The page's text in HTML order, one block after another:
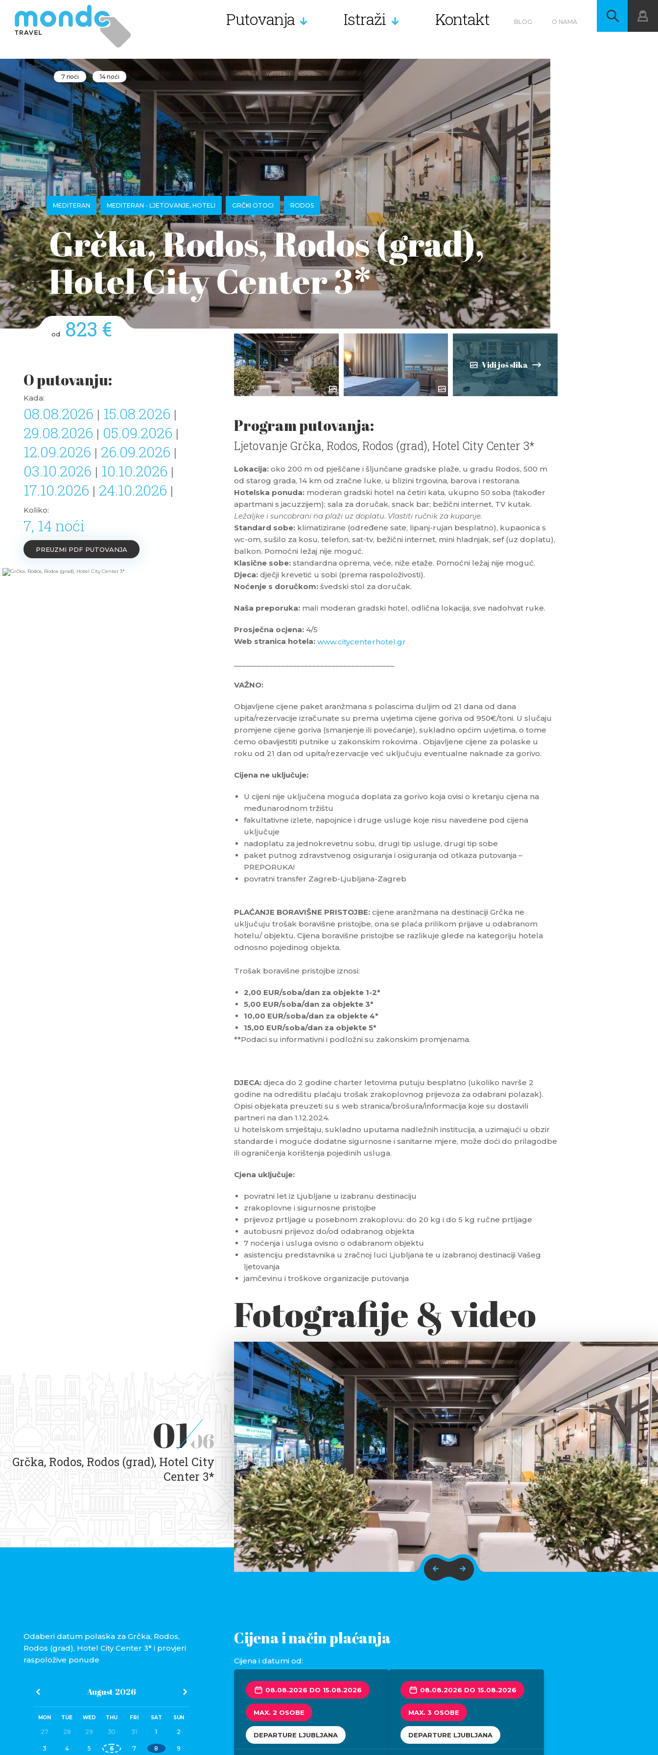
Putovanja Istraži Kontakt BLOG O NAMA
7 noći 14 noći
MEDITERAN MEDITERAN - LJETOVANJE, HOTELI GRČKI OTOCI RODOS
Grčka, Rodos, Rodos (grad),
Hotel City Center 3*
od 823 €
O putovanju:
Kada:
08.08.2026 | 15.08.2026 |
29.08.2026 | 05.09.2026 |
12.09.2026 | 26.09.2026 |
03.10.2026 | 10.10.2026 |
17.10.2026 | 24.10.2026 |
Koliko:
7, 14 noći
PREUZMI PDF PUTOVANJA
Vidi još slika
Program putovanja:
Ljetovanje Grčka, Rodos, Rodos (grad), Hotel City Center 3*
Lokacija:oko 200 m od pješčane i šljunčane gradske plaže, u gradu Rodos, 500 m
od starog grada, 14 km od zračne luke, u blizini trgovina, barova i restorana.
Hotelska ponuda:moderan gradski hotel na četiri kata, ukupno 50 soba (također
apartmani s jacuzzijem); sala za doručak, snack bar; bežični internet, TV kutak.
Ležaljke i suncobrani na plaži uz doplatu. Vlastiti ručnik za kupanje.
Standard sobe: klimatizirane (određene sate, lipanj-rujan besplatno), kupaonica s
wc-om, sušilo za kosu, telefon, sat-tv, bežični internet, mini hladnjak, sef (uz doplatu),
balkon. Pomoćni ležaj nije moguć.
Klasične sobe:standardna oprema, veće, niže etaže. Pomoćni ležaj nije moguć.
Djeca:dječji krevetić u sobi (prema raspoloživosti).
Noćenje s doručkom:švedski stol za doručak.
Naša preporuka:mali moderan gradski hotel, odlična lokacija, sve nadohvat ruke.
Prosječna ocjena:4/5
Web stranica hotela: www.citycenterhotel.gr
VAŽNO:
Objavljene cijene paket aranžmana s polascima duljim od 21 dana od dana
upita/rezervacije izračunate su prema uvjetima cijene goriva od 950€/toni. U slučaju
promjene cijene goriva (smanjenje ili povećanje), sukladno općim uvjetima, o tome
ćemo obavijestiti putnike u zakonskim rokovima . Objavljene cijene za polaske u
roku od 21 dan od upita/rezervacije već uključuju eventualne naknade za gorivo.
Cijena ne uključuje:
U cijeni nije uključena moguća doplata za gorivo koja ovisi o kretanju cijena na
međunarodnom tržištu
fakultativne izlete, napojnice i druge usluge koje nisu navedene pod cijena
uključuje
nadoplatu za jednokrevetnu sobu, drugi tip usluge, drugi tip sobe
paket putnog zdravstvenog osiguranja i osiguranja od otkaza putovanja –
PREPORUKA!
povratni transfer Zagreb-Ljubljana-Zagreb
PLAĆANJE BORAVIŠNE PRISTOJBE:cijene aranžmana na destinaciji Grčka ne
uključuju trošak boravišne pristojbe, ona se plaća prilikom prijave u odabranom
hotelu/ objektu. Cijena boravišne pristojbe se razlikuje glede na kategoriju hotela
odnosno pojedinog objekta.
Trošak boravišne pristojbe iznosi:
2,00 EUR/soba/dan za objekte 1-2*
5,00 EUR/soba/dan za objekte 3*
10,00 EUR/soba/dan za objekte 4*
15,00 EUR/soba/dan za objekte 5*
**Podaci su informativni i podložni su zakonskim promjenama.
DJECA: djeca do 2 godine charter letovima putuju besplatno (ukoliko navrše 2
godine na odredištu plaćaju trošak zrakoplovnog prijevoza za odabrani polazak).
Opisi objekata preuzeti su s web stranica/brošura/informacija koje su dostavili
partneri na dan 1.12.2024.
U hotelskom smještaju, sukladno uputama nadležnih institucija, a uzimajući u obzir
standarde i moguće dodatne sigurnosne i sanitarne mjere, može doći do prilagodbe
ili ograničenja korištenja pojedinih usluga.
Cjena uključuje:
povratni let iz Ljubljane u izabranu destinaciju
zrakoplovne i sigurnosne pristojbe
prijevoz prtljage u posebnom zrakoplovu: do 20 kg i do 5 kg ručne prtljage
autobusni prijevoz do/od odabranog objekta
7 noćenja i usluga ovisno o odabranom objektu
asistenciju predstavnika u zračnoj luci Ljubljana te u izabranoj destinaciji Vašeg
ljetovanja
jamčevinu i troškove organizacije putovanja
Fotografije & video
0106
Grčka, Rodos, Rodos (grad), Hotel City
Center 3*
Odaberi datum polaska za Grčka, Rodos,
Rodos (grad), Hotel City Center 3* i provjeri
raspoložive ponude
August 2026
MON TUE WED THU FRI SAT SUN
27 28 29 30 31 1 2
3 4 5 6 7 8 9
Cijena i način plaćanja
Cijena i datumi od:
08.08.2026 DO 15.08.2026
MAX. 2 OSOBE
DEPARTURE LJUBLJANA
08.08.2026 DO 15.08.2026
MAX. 3 OSOBE
DEPARTURE LJUBLJANA